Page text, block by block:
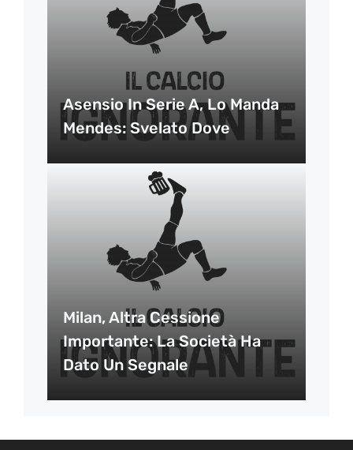
Asensio In Serie A, Lo Manda
Mendes: Svelato Dove
Milan, Altra Cessione
Importante: La Società Ha
Dato Un Segnale